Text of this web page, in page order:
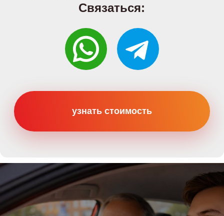
Категории